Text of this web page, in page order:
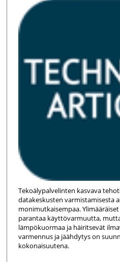
Tekoälypalvelinten kasvava
datakeskusten varmistamisesta
monimutkaisempaa.
parantaa käyttövarmuutta,
lämpökuormaa ja häiritsevät
varmennus ja jäähdytys on
kokonaisuutena.